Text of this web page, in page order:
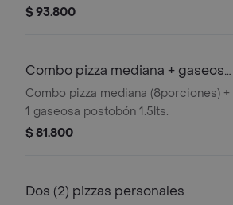
$ 93.800
Combo pizza mediana + gaseosa
1.5lts
Combo pizza mediana (8porciones) +
1 gaseosa postobón 1.5lts.
$ 81.800
Dos (2) pizzas personales